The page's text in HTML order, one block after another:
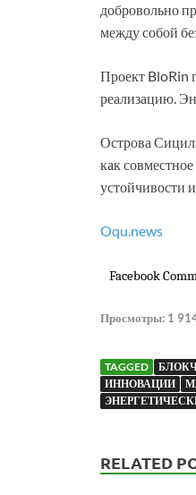
добровольно
между собой
Проект BloRin
реализацию.
Острова
как
устойчивости
Oqu.news
Facebook
Просмотры: 1
TAGGED
ИННОВАЦИИ
RELATED